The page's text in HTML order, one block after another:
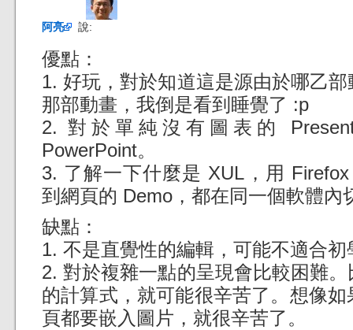
阿亮 說:
優點：
1. 好玩，對於知道這是源由於哪乙
那部動畫，我倒是看到睡覺了 :p
2. 對於單純沒有圖表的
PowerPoint。
3. 了解一下什麼是 XUL，用
到網頁的 Demo，都在同一個軟體內
缺點：
1. 不是直覺性的編輯，可能不適合初
2. 對於複雜一點的呈現會比較困難
的計算式，就可能很辛苦了。想像
頁都要嵌入圖片，就很辛苦了。